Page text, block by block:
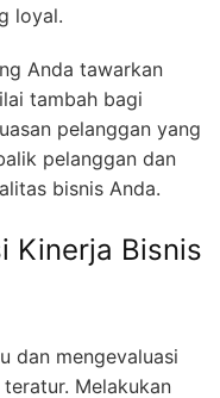
loyal.
Anda tawarkan
tambah bagi
pelanggan yang
pelanggan dan
bisnis Anda.
Kinerja Bisnis
dan mengevaluasi
Melakukan